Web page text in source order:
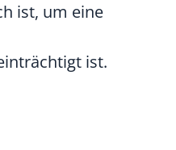
ist, um eine
ist.